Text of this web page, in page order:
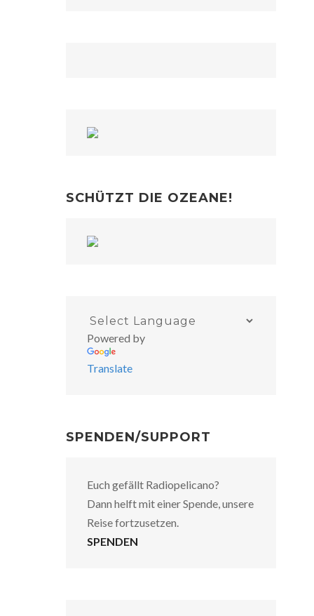
SCHÜTZT DIE OZEANE!
Powered by
Translate
SPENDEN/SUPPORT
Euch gefällt Radiopelicano?
Dann helft mit einer Spende, unsere
Reise fortzusetzen.
SPENDEN